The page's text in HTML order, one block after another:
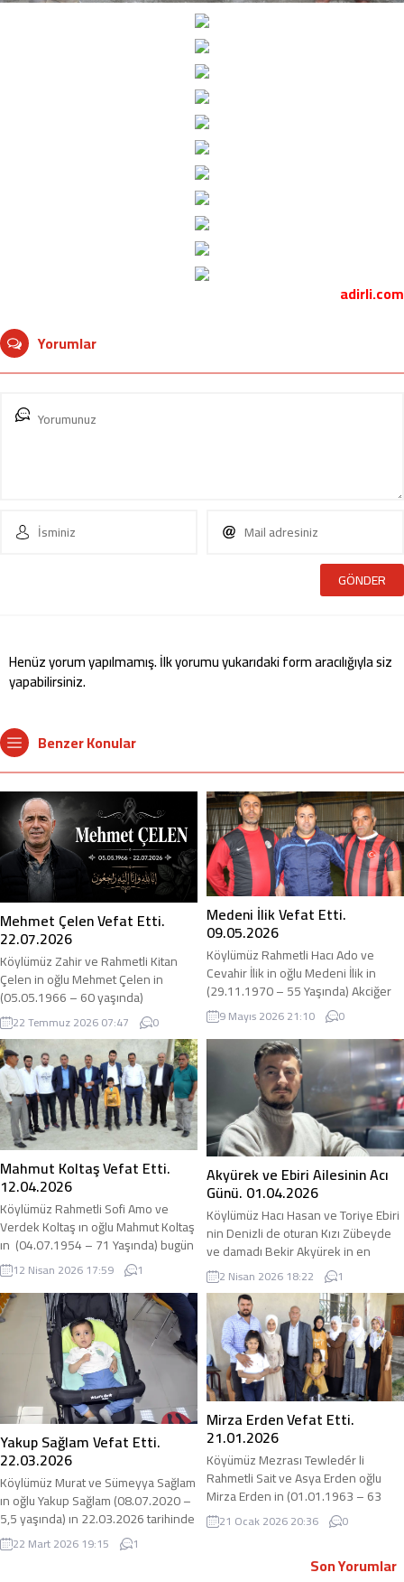
adirli.com
Yorumlar
Henüz yorum yapılmamış. İlk yorumu yukarıdaki form aracılığıyla siz
yapabilirsiniz.
Benzer Konular
Mehmet Çelen Vefat Etti.
22.07.2026
Köylümüz Zahir ve Rahmetli Kitan
Çelen in oğlu Mehmet Çelen in
(05.05.1966 – 60 yaşında)
Akciğerinde Kitle yüzünden İstanbul
Bezmialem Üniversitesinde
03.03.2025 tarihinde Ameliyat olmuş
ve tedavi görmüştü. 09.07.2026
tarihinde rahatsızlanmış ve Bölge
Hastanesi yoğun bakım servisinde
yatıyordu. 22.07.2026 tarihinde
maalesef vefat ettiğini öğrendik.
adirli.com olarak Merhuma Allahtan
rahmet, acılı...
22 Temmuz 2026 07:47 0
Medeni İlik Vefat Etti.
09.05.2026
Köylümüz Rahmetli Hacı Ado ve
Cevahir İlik in oğlu Medeni İlik in
(29.11.1970 – 55 Yaşında) Akciğer
İltihaplanması sonucu hastaneye
başvurmuş şeker komasına girmiş
akabinde böbrek yetmezliği gelişmiş
ve sonrasında entübe edilmişti.
Medeni abimizin maalesef bugün
(09.05.2026) vefat ettiğini öğrendik.
1 yıldır Bursa ya taşınmış orada
çalışıyordu. adirli.com olarak
Merhuma...
9 Mayıs 2026 21:10 0
Mahmut Koltaş Vefat Etti.
12.04.2026
Köylümüz Rahmetli Sofi Amo ve
Verdek Koltaş ın oğlu Mahmut Koltaş
ın (04.07.1954 – 71 Yaşında) bugün
12.04.2026 tarihinde vefat ettiğini
öğrendik. Bir yıl önce YYÜ de ağır bir
beyin ameliyatı olmuştu.. Cenaze bu
akşam Adır Köyünde
defnedilecektir. Taziye Adır Köyü
Taziye Evinde olacaktır. adirli.com
olarak Merhuma Allah’tan rahmet
ailesine...
12 Nisan 2026 17:59 1
Akyürek ve Ebiri Ailesinin Acı
Günü. 01.04.2026
Köylümüz Hacı Hasan ve Toriye Ebiri
nin Denizli de oturan Kızı Zübeyde
ve damadı Bekir Akyürek in en
büyük oğlu Haktan Akyürek in
(15.03.1999 – 27 yaşında) ettiğini
öğrendik. Hastaneye nöroloji
servisine yatmış ve maalesef
hastanede taburcu olacağı gün vefat
ettiğini öğrendik. 7 aylık evliydi.
adirli.com olarak Merhuma Allah’tan
rahmet,...
2 Nisan 2026 18:22 1
Yakup Sağlam Vefat Etti.
22.03.2026
Köylümüz Murat ve Sümeyya Sağlam
ın oğlu Yakup Sağlam (08.07.2020 –
5,5 yaşında) ın 22.03.2026 tarihinde
vefat ettiğini öğrendik Doğum
esnasında uzun süre nefessiz
22 Mart 2026 19:15 1
Mirza Erden Vefat Etti.
21.01.2026
Köyümüz Mezrası Tewledér li
Rahmetli Sait ve Asya Erden oğlu
Mirza Erden in (01.01.1963 – 63
yaşında) 21.01.2026 tarihinde
tedavi gördüğü İstanbulda vefat
Kanseri şikayeti ile tedavi
21 Ocak 2026 20:36 0
Son Yorumlar